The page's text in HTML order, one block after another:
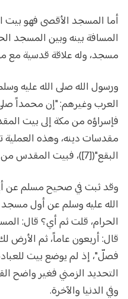
أما المسجد الأقصى فهو
المسافة بينه وبين المسجد
مسجد، وله علاقة قدسية مع
ورسول الله صلى الله عليه
العرب وغيرهم: "إن محمداً
فإسراؤه من مكة إلى بيت
مقدسات دينه، وهذه
البقع"([7])، فبيت المقدس من المقدسات الإسلامية.
وقد ثبت في صحيح مسلم عن
الله عليه وسلم عن أول
الحرام، قلت ثم أي؟ قال:
قال: أربعون عاماً، ثم الأرض
فصلّ"، إذ لم يوضع بيت
التحديد الزمني فغير واضح
وفي الدنيا والآخرة.